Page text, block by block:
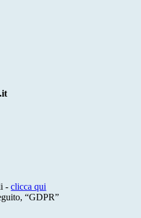
-clicca qui
“GDPR”